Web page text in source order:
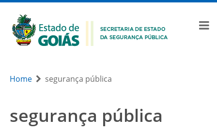
Home segurança pública
segurança pública